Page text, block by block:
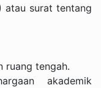
atau surat tentang
ruang tengah.
akademik